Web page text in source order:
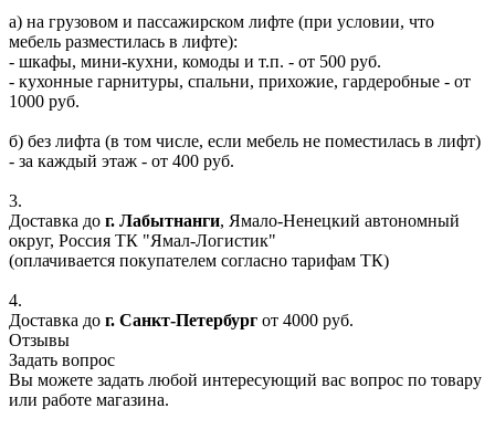
а) на грузовом и пассажирском лифте (при условии, что
мебель разместилась в лифте):
- шкафы, мини-кухни, комоды и т.п. - от 500 руб.
- кухонные гарнитуры, спальни, прихожие, гардеробные - от
1000 руб.
б) без лифта (в том числе, если мебель не поместилась в лифт)
- за каждый этаж - от 400 руб.
3.
Доставка до г. Лабытнанги, Ямало-Ненецкий автономный
округ, Россия ТК "Ямал-Логистик"
(оплачивается покупателем согласно тарифам ТК)
4.
Доставка до г. Санкт-Петербург от 4000 руб.
Отзывы
Задать вопрос
Вы можете задать любой интересующий вас вопрос по товару
или работе магазина.